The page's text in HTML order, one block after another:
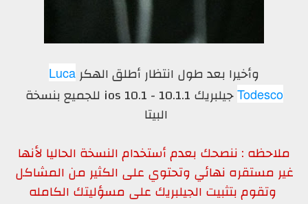
وأخيرا بعد طول انتظار أطلق الهكرLuca
Todesco
جيلبريك ios 10.1 - 10.1.1 للجميع بنسخة
البيتا
: ننصحك بعدم أستخدام النسخة الحاليا لأنها
مستقره نهائي وتحتوي على الكثير من المشاكل
وتقوم بتثبيت الجيلبريك على مسؤليتك الكامله